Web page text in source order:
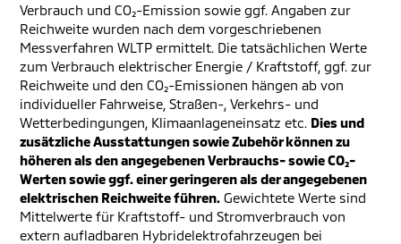
Verbrauch und CO₂-Emission sowie ggf. Angaben zur
Reichweite wurden nach dem vorgeschriebenen
Messverfahren WLTP ermittelt. Die tatsächlichen Werte
zum Verbrauch elektrischer Energie / Kraftstoff, ggf. zur
Reichweite und den CO₂-Emissionen hängen ab von
individueller Fahrweise, Straßen-, Verkehrs- und
Wetterbedingungen, Klimaanlageneinsatz etc. Dies und
zusätzliche Ausstattungen sowie Zubehör können zu
höheren als den angegebenen Verbrauchs- sowie CO₂-
Werten sowie ggf. einer geringeren als der angegebenen
elektrischen Reichweite führen. Gewichtete Werte sind
Mittelwerte für Kraftstoff- und Stromverbrauch von
extern aufladbaren Hybridelektrofahrzeugen bei